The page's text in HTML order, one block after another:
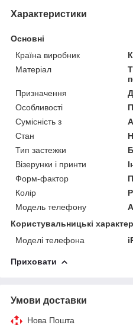
Характеристики
Основні
Країна виробник
Матеріал
Призначення
Особливості
Сумісність з
Стан
Тип застежки
Візерунки і принти
Форм-фактор
Колір
Модель телефону
Користувальницькі
Моделі телефона
Приховати
Умови доставки
Нова Пошта